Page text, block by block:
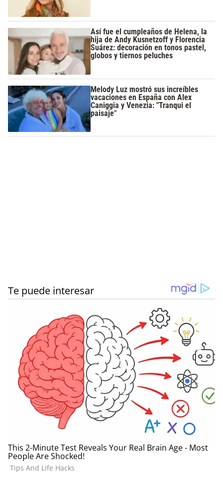
Así fue el cumpleaños de Helena, la
hija de Andy Kusnetzoff y Florencia
Suárez: decoración en tonos pastel,
globos y tiernos peluches
Melody Luz mostró sus increíbles
vacaciones en España con Alex
Caniggia y Venezia: "Tranqui el
paisaje"